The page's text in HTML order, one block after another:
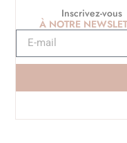
Inscrivez-vous
À NOTRE